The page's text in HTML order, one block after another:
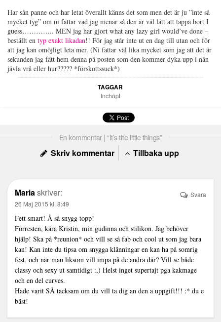
Har sån panne och har letat överallt känns det som men det är ju ”inte så
mycket tyg” om ni fattar vad jag menar så den är väl lätt att tappa bort I
guess………….. MEN jag har gjort what any lazy girl would’ve done –
beställt en typ exakt likadan!! För jag står inte ut en dag till utan och för
att jag kan omöjligt leta mer. (Ni fattar väl lika mycket som jag att det är
sekunden jag fått hem denna på posten som den kommer dyka upp i nån
jävla vrå eller hur????? *förskottssuck*)
TAGGAR
Inchöpt
En kommentar | “It’s the little things”
Skriv kommentar Tillbaka upp
Mariaskriver:
26 Maj 2015 kl. 8:49
Fett smart! Å så snygg topp!
Förresten, kära Kristin, min gudinna och stilikon. Jag behöver
hjälp! Ska på *reunion* och vill se så fab och cool ut som jag bara
kan! Kan inte du tipsa om snygga klänningar en kan ha på somrig
fest, och när man liksom vill impa på de andra där? Vill se både
classy och sexy ut samtidigt :,) Helst inget supertajt pga kakmage
och en del curves.
Hade varit SÅ tacksam om du vill ta dig an den a uppgift!!! :* du e
bäst!
Svara